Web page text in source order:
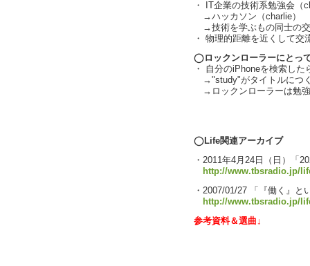
・ IT企業の技術系勉強会（
→ハッカソン（charlie）
→技術を学ぶもの同士の
・ 物理的距離を近くして交
◯ロックンローラーにとっ
・ 自分のiPhoneを検索した
→"study"がタイトルにつ
→ロックンローラーは勉
◯Life関連アーカイブ
・2011年4月24日（日）「
http://www.tbsradio.jp/
・2007/01/27 「『働く』と
http://www.tbsradio.jp/
参考資料＆選曲↓